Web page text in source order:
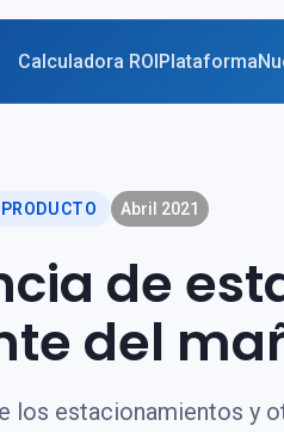
Calculadora ROIPlataforma
PRODUCTO Abril 2021
de
del
los estacionamientos y